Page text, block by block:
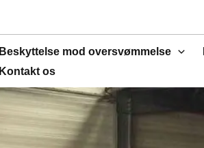
Beskyttelse mod oversvømmelse
Kontakt os